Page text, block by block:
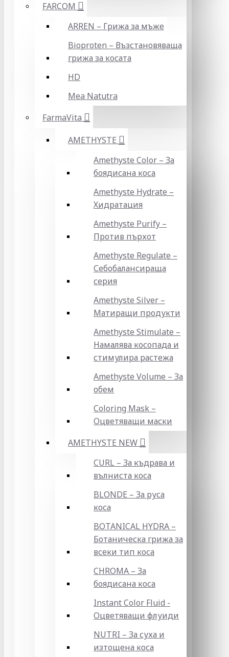
FARCOM
ARREN – Грижа за мъже
Bioproten – Възстановяваща
грижа за косата
HD
Mea Natutra
FarmaVita
AMETHYSTE
Amethyste Color – За
боядисана коса
Amethyste Hydrate –
Хидратация
Amethyste Purify –
Против пърхот
Amethyste Regulate –
Себобалансираща
серия
Amethyste Silver –
Матиращи продукти
Amethyste Stimulate –
Намалява косопада и
стимулира растежа
Amethyste Volume – За
обем
Coloring Mask –
Оцветяващи маски
AMETHYSTE NEW
CURL – За къдрава и
вълниста коса
BLONDE – За руса
коса
BOTANICAL HYDRA –
Ботаническа грижа за
всеки тип коса
CHROMA – За
боядисана коса
Instant Color Fluid -
Оцветяващи флуиди
NUTRI – За суха и
изтощена коса